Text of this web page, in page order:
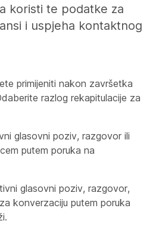
koristi te podatke za
i uspjeha kontaktnog
primijeniti nakon završetka
razlog rekapitulacije za
glasovni poziv, razgovor ili
putem poruka na
glasovni poziv, razgovor,
konverzaciju putem poruka